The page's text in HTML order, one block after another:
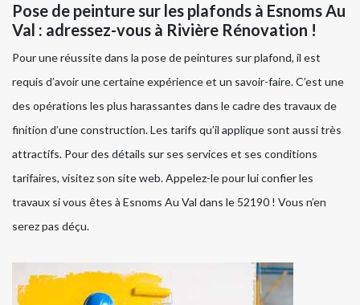
Pose de peinture sur les plafonds à Esnoms Au
Val : adressez-vous à Rivière Rénovation !
Pour une réussite dans la pose de peintures sur plafond, il est
requis d’avoir une certaine expérience et un savoir-faire. C’est une
des opérations les plus harassantes dans le cadre des travaux de
finition d’une construction. Les tarifs qu’il applique sont aussi très
attractifs. Pour des détails sur ses services et ses conditions
tarifaires, visitez son site web. Appelez-le pour lui confier les
travaux si vous êtes à Esnoms Au Val dans le 52190 ! Vous n’en
serez pas déçu.